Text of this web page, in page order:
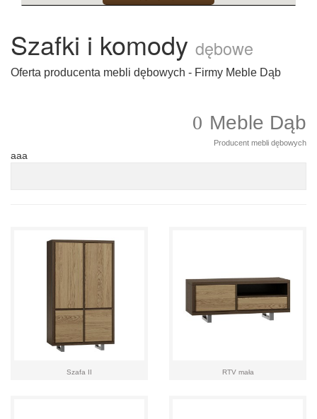
Szafki i komody dębowe
Oferta producenta mebli dębowych - Firmy Meble Dąb
Meble Dąb
Producent mebli dębowych
aaa
Szafa II RTV mała